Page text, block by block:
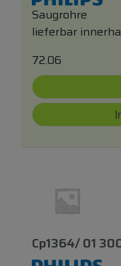
Saugrohre
lieferbar
72.06
Cp1364/ 01